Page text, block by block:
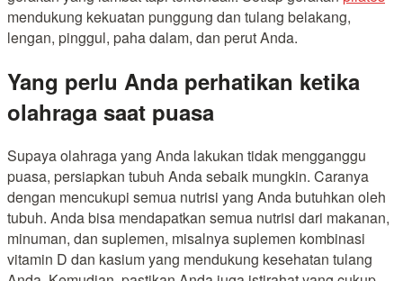
mendukung kekuatan punggung dan tulang belakang,
lengan, pinggul, paha dalam, dan perut Anda.
Yang perlu Anda perhatikan ketika
olahraga saat puasa
Supaya olahraga yang Anda lakukan tidak mengganggu
puasa, persiapkan tubuh Anda sebaik mungkin. Caranya
dengan mencukupi semua nutrisi yang Anda butuhkan oleh
tubuh. Anda bisa mendapatkan semua nutrisi dari makanan,
minuman, dan suplemen, misalnya suplemen kombinasi
vitamin D dan kasium yang mendukung kesehatan tulang